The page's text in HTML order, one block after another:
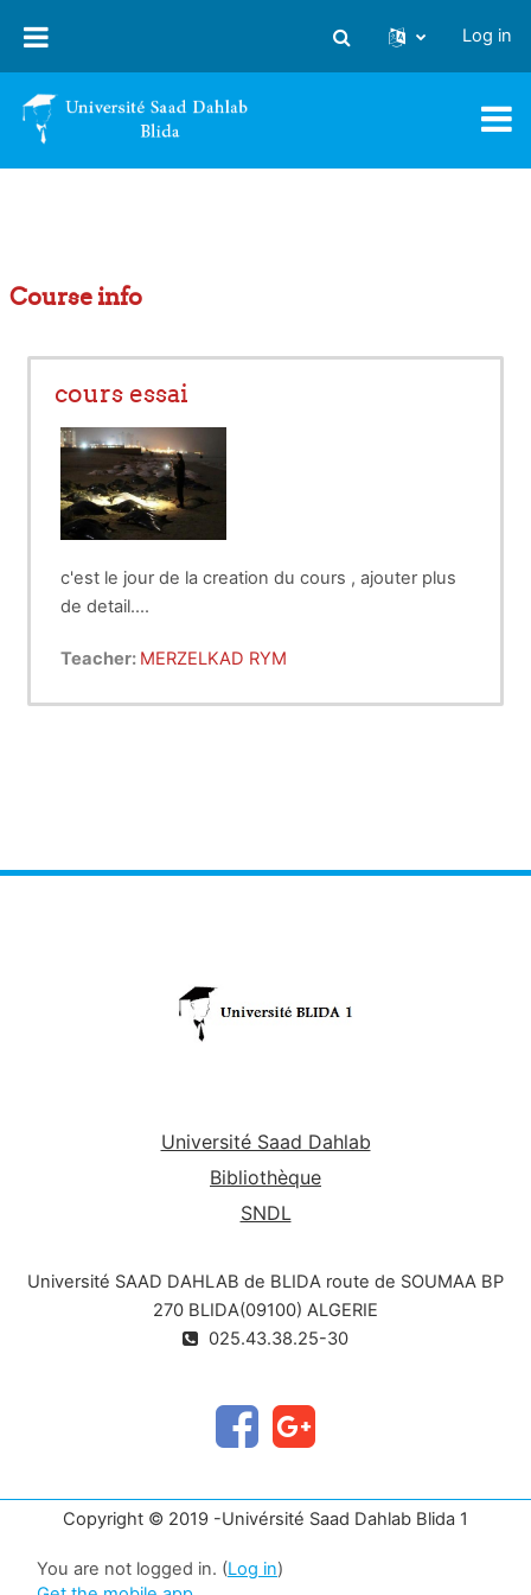
Toggle search input
Log in
Course info
cours essai
c'est le jour de la creation du cours , ajouter plus
de detail....
Teacher: MERZELKAD RYM
Université Saad Dahlab
Bibliothèque
SNDL
Université SAAD DAHLAB de BLIDA route de SOUMAA BP
270 BLIDA(09100) ALGERIE
025.43.38.25-30
Copyright © 2019 -Univérsité Saad Dahlab Blida 1
You are not logged in. (Log in)